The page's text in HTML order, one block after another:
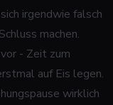
irgendwie falsch
machen.
- Zeit zum
auf Eis legen.
wirklich